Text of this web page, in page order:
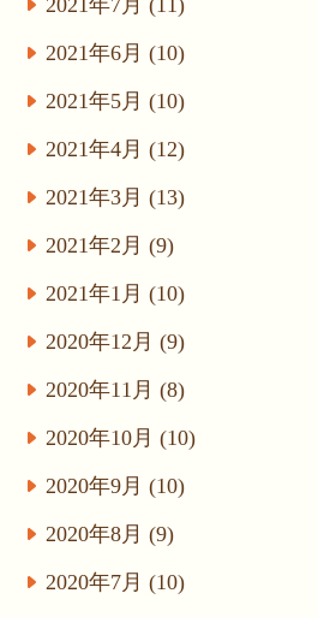
2021年7月 (11)
2021年6月 (10)
2021年5月 (10)
2021年4月 (12)
2021年3月 (13)
2021年2月 (9)
2021年1月 (10)
2020年12月 (9)
2020年11月 (8)
2020年10月 (10)
2020年9月 (10)
2020年8月 (9)
2020年7月 (10)